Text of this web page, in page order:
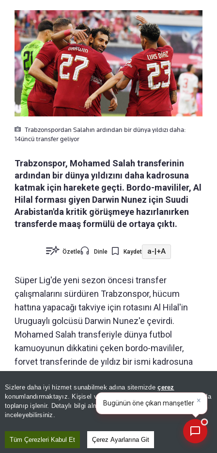
Sizlere daha iyi hizmet sunabilmek adına sitemizdeçerez
konumlandırmaktayız. Kişisel verileriniz, KVKK ve GDPR kapsamında
toplanıp işlenir. Detaylı bilgi almak içinAydınlatma Metnimizi
inceleyebilirsiniz.
Tüm Çerezleri Kabul Et Çerez Ayarlarına Git
Trabzonspordan Salahın ardından bir dünya yıldızı daha:
14üncü transfer geliyor
Trabzonspor, Mohamed Salah transferinin
ardından bir dünya yıldızını daha kadrosuna
katmak için harekete geçti. Bordo-mavililer, Al
Hilal forması giyen Darwin Nunez için Suudi
Arabistan'da kritik görüşmeye hazırlanırken
transferde maaş formülü de ortaya çıktı.
Özetle Dinle Kaydet a-|+A
Süper Lig'de yeni sezon öncesi transfer
çalışmalarını sürdüren Trabzonspor, hücum
hattına yapacağı takviye için rotasını Al Hilal'in
Uruguaylı golcüsü Darwin Nunez'e çevirdi.
Mohamed Salah transferiyle dünya futbol
kamuoyunun dikkatini çeken bordo-mavililer,
forvet transferinde de yıldız bir ismi kadrosuna
×
Bugünün öne çıkan manşetleri
ve gelişmeleri neler?